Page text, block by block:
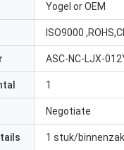
Yogel or OEM
ISO9000
ASC-NC-LJX-
1
Negotiate
1 stuk/